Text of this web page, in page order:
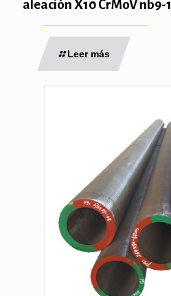
aleación X10 CrMoV nb9-1
Leer más